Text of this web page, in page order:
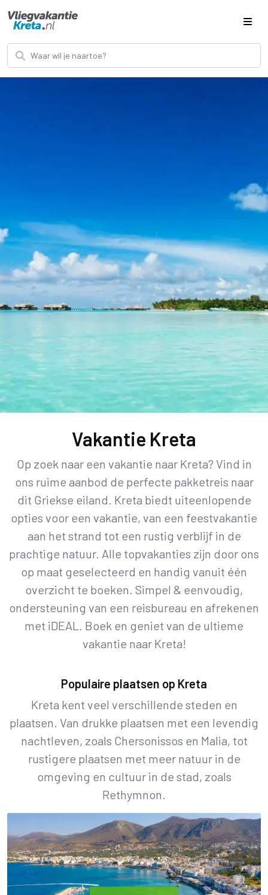
Vakantie Kreta
Op zoek naar een vakantie naar Kreta? Vind in
ons ruime aanbod de perfecte pakketreis naar
dit Griekse eiland. Kreta biedt uiteenlopende
opties voor een vakantie, van een feestvakantie
aan het strand tot een rustig verblijf in de
prachtige natuur. Alle topvakanties zijn door ons
op maat geselecteerd en handig vanuit één
overzicht te boeken. Simpel & eenvoudig,
ondersteuning van een reisbureau en afrekenen
met iDEAL. Boek en geniet van de ultieme
vakantie naar Kreta!
Populaire plaatsen op Kreta
Kreta kent veel verschillende steden en
plaatsen. Van drukke plaatsen met een levendig
nachtleven, zoals Chersonissos en Malia, tot
rustigere plaatsen met meer natuur in de
omgeving en cultuur in de stad, zoals
Rethymnon.